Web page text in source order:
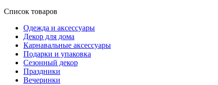
Список товаров
Oдежда и аксессуары
Декор для дома
Карнавальные аксессуары
Подарки и упаковка
Сезонный декор
Праздники
Вечеринки